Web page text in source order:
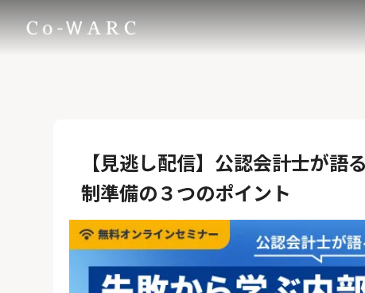
事例紹介
お客様の声
【見逃し配信】公認会計士が語
制準備の３つのポイント